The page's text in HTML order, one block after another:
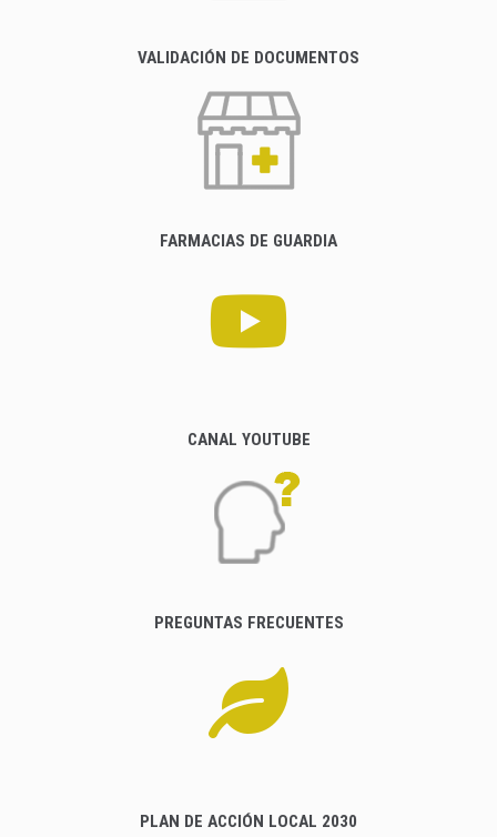
VALIDACIÓN DE DOCUMENTOS
FARMACIAS DE GUARDIA
CANAL YOUTUBE
PREGUNTAS FRECUENTES
PLAN DE ACCIÓN LOCAL 2030